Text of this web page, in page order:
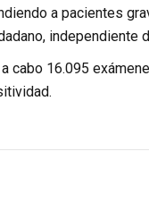
a pacientes
independiente
cabo 16.095